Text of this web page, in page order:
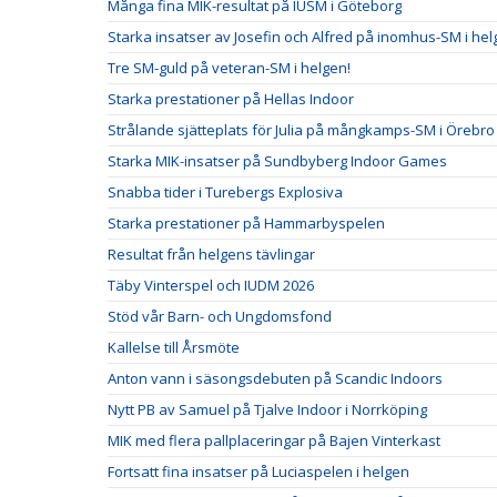
Många fina MIK-resultat på IUSM i Göteborg
Starka insatser av Josefin och Alfred på inomhus-SM i
Tre SM-guld på veteran-SM i helgen!
Starka prestationer på Hellas Indoor
Strålande sjätteplats för Julia på mångkamps-SM i Örebro
Starka MIK-insatser på Sundbyberg Indoor Games
Snabba tider i Turebergs Explosiva
Starka prestationer på Hammarbyspelen
Resultat från helgens tävlingar
Täby Vinterspel och IUDM 2026
Stöd vår Barn- och Ungdomsfond
Kallelse till Årsmöte
Anton vann i säsongsdebuten på Scandic Indoors
Nytt PB av Samuel på Tjalve Indoor i Norrköping
MIK med flera pallplaceringar på Bajen Vinterkast
Fortsatt fina insatser på Luciaspelen i helgen